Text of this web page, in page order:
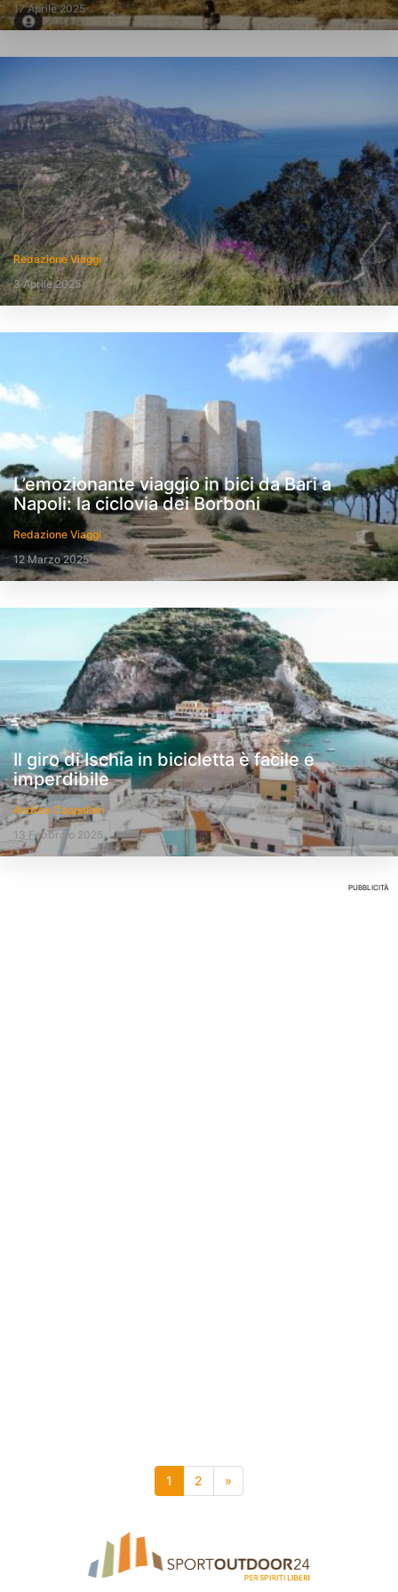
17 Aprile 2025
Redazione Viaggi
3 Aprile 2025
L’emozionante viaggio in bici da Bari a
Napoli: la ciclovia dei Borboni
Redazione Viaggi
12 Marzo 2025
Il giro di Ischia in bicicletta è facile e
imperdibile
Andrea Cappellari
13 Febbraio 2025
PUBBLICITÀ
1 2 »